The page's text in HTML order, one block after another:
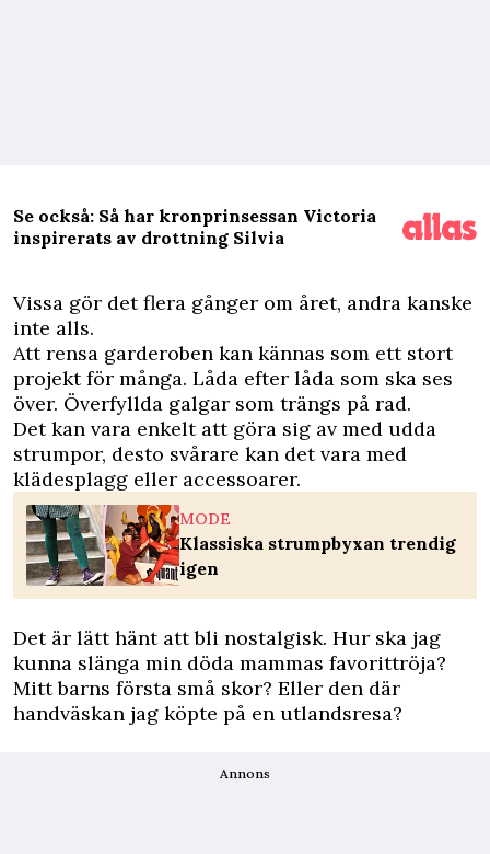
Se också: Så har kronprinsessan Victoria
inspirerats av drottning Silvia
Vissa gör det flera gånger om året, andra kanske
inte alls.
Att rensa garderoben kan kännas som ett stort
projekt för många. Låda efter låda som ska ses
över. Överfyllda galgar som trängs på rad.
Det kan vara enkelt att göra sig av med udda
strumpor, desto svårare kan det vara med
klädesplagg eller accessoarer.
MODE
Klassiska strumpbyxan trendig
igen
Det är lätt hänt att bli nostalgisk. Hur ska jag
kunna slänga min döda mammas favorittröja?
Mitt barns första små skor? Eller den där
handväskan jag köpte på en utlandsresa?
Annons